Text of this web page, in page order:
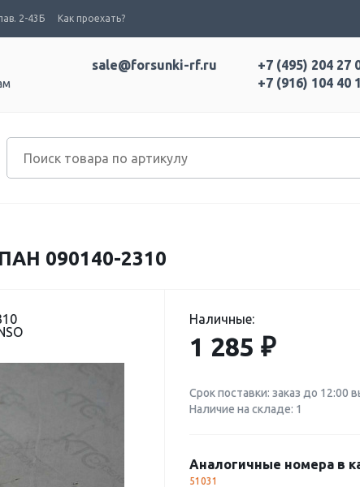
2-43Б Как проехать?
+7 (495) 204 27
+7 (916) 104 40
sale@forsunki-rf.ru
090140-2310
Наличные:
1 285 ₽
Срок поставки: заказ до 12:00
Наличие на складе: 1
Аналогичные номера в
51031